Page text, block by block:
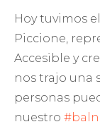
Hoy tuvimos
Piccione,
Accesible y
nos trajo una
personas
nuestro